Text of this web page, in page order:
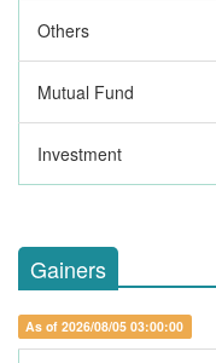
Others
Mutual Fund
Investment
Gainers
As of 2026/08/05 03:00:00